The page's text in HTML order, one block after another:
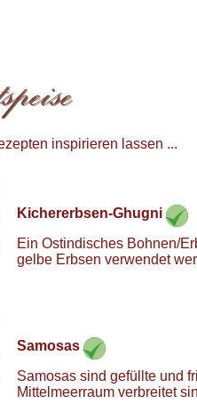
inspirieren lassen ...
Kichererbsen-Ghugni
Ein Ostindisches Bohnen/
gelbe Erbsen verwendet
Samosas
Samosas sind gefüllte und
Mittelmeerraum verbreitet